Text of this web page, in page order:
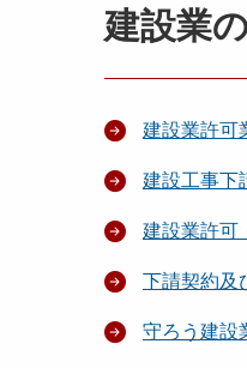
建設業
建設業許可
建設工事下
建設業許可
下請契約及
守ろう建設